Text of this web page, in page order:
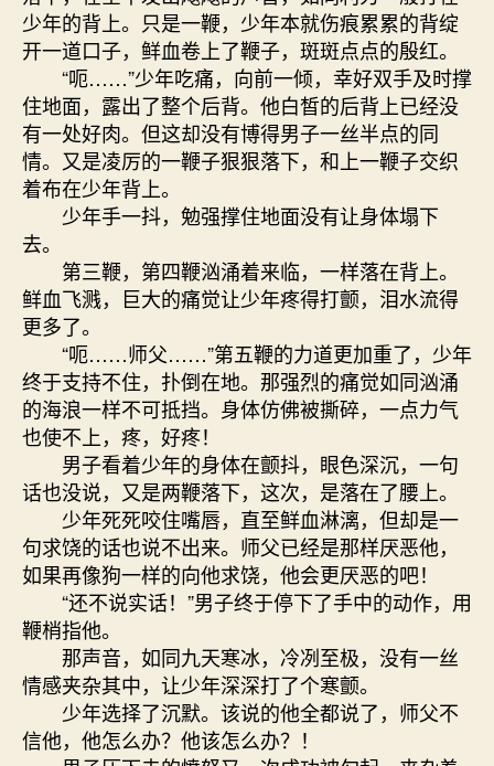
少年的背上。只是一鞭，少年本就伤痕累累的背绽
开一道口子，鲜血卷上了鞭子，斑斑点点的殷红。
“呃……”少年吃痛，向前一倾，幸好双手及时撑
住地面，露出了整个后背。他白皙的后背上已经没
有一处好肉。但这却没有博得男子一丝半点的同
情。又是凌厉的一鞭子狠狠落下，和上一鞭子交织
着布在少年背上。
少年手一抖，勉强撑住地面没有让身体塌下
去。
第三鞭，第四鞭汹涌着来临，一样落在背上。
鲜血飞溅，巨大的痛觉让少年疼得打颤，泪水流得
更多了。
“呃……师父……”第五鞭的力道更加重了，少年
终于支持不住，扑倒在地。那强烈的痛觉如同汹涌
的海浪一样不可抵挡。身体仿佛被撕碎，一点力气
也使不上，疼，好疼！
男子看着少年的身体在颤抖，眼色深沉，一句
话也没说，又是两鞭落下，这次，是落在了腰上。
少年死死咬住嘴唇，直至鲜血淋漓，但却是一
句求饶的话也说不出来。师父已经是那样厌恶他，
如果再像狗一样的向他求饶，他会更厌恶的吧！
“还不说实话！”男子终于停下了手中的动作，用
鞭梢指他。
那声音，如同九天寒冰，冷冽至极，没有一丝
情感夹杂其中，让少年深深打了个寒颤。
少年选择了沉默。该说的他全都说了，师父不
信他，他怎么办？他该怎么办？！